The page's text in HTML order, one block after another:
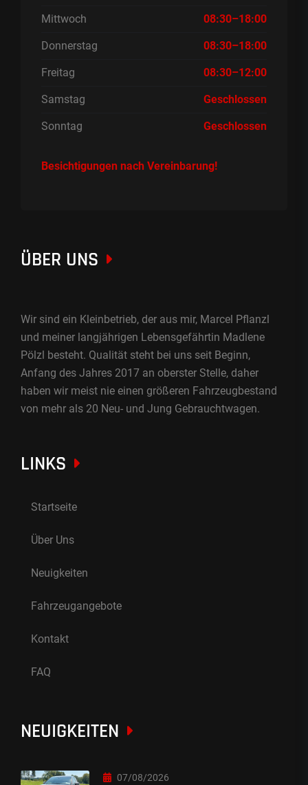
Mittwoch 08:30–18:00
Donnerstag 08:30–18:00
Freitag 08:30–12:00
Samstag Geschlossen
Sonntag Geschlossen
Besichtigungen nach Vereinbarung!
ÜBER UNS
Wir sind ein Kleinbetrieb, der aus mir, Marcel Pflanzl
und meiner langjährigen Lebensgefährtin Madlene
Pölzl besteht. Qualität steht bei uns seit Beginn,
Anfang des Jahres 2017 an oberster Stelle, daher
haben wir meist nie einen größeren Fahrzeugbestand
von mehr als 20 Neu- und Jung Gebrauchtwagen.
LINKS
Startseite
Über Uns
Neuigkeiten
Fahrzeugangebote
Kontakt
FAQ
NEUIGKEITEN
07/08/2026